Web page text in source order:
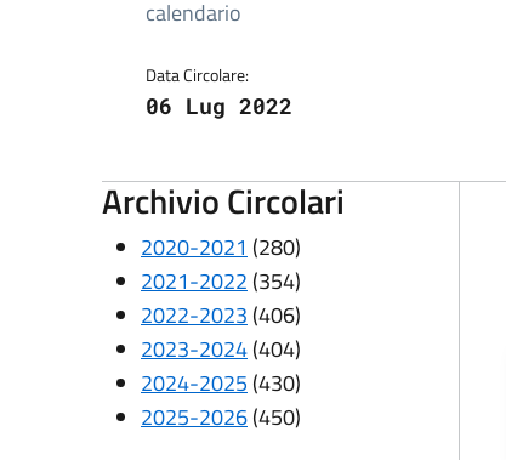
Dettagli della circolare
calendario
Data Circolare:
06 Lug 2022
Archivio Circolari
2020-2021 (280)
2021-2022 (354)
2022-2023 (406)
2023-2024(404)
2024-2025 (430)
2025-2026(450)